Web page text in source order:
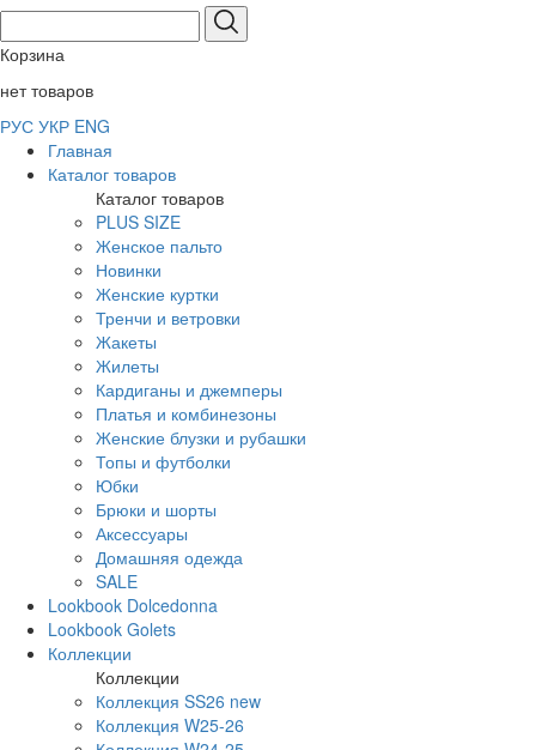
Корзина
нет товаров
РУС УКР ENG
Главная
Каталог товаров
Каталог товаров
PLUS SIZE
Женское пальто
Новинки
Женские куртки
Тренчи и ветровки
Жакеты
Жилеты
Кардиганы и джемперы
Платья и комбинезоны
Женские блузки и рубашки
Топы и футболки
Юбки
Брюки и шорты
Аксессуары
Домашняя одежда
SALE
Lookbook Dolcedonna
Lookbook Golets
Коллекции
Коллекции
Коллекция SS26 new
Коллекция W25-26